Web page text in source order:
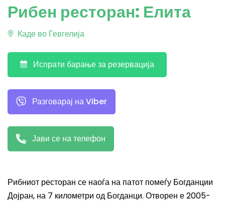
Рибен ресторан: Елита
Каде во Гевгелија
Испрати барање за резервација
Разговарај на Viber
Јави се на телефон
Рибниот ресторан се наоѓа на патот помеѓу Богданции
Дојран, на 7 километри од Богданци. Отворен е 2005-